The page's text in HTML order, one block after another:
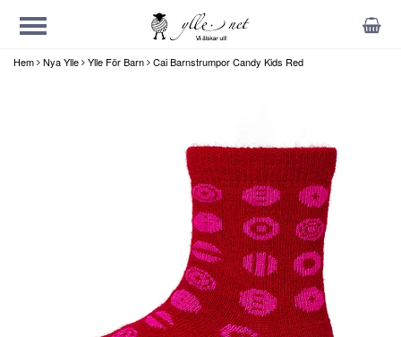
Hem Nya Ylle Ylle För Barn Cai Barnstrumpor Candy Kids Red